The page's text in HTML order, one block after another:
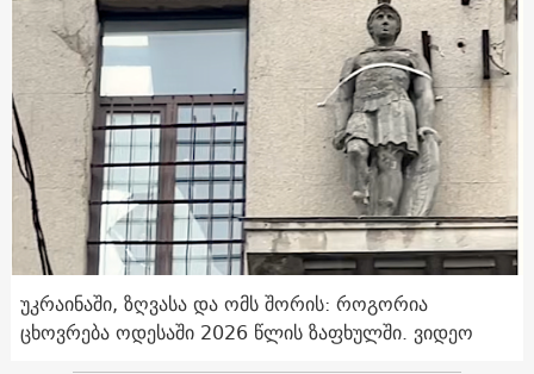
უკრაინაში, ზღვასა და ომს შორის: როგორია
ცხოვრება ოდესაში 2026 წლის ზაფხულში. ვიდეო